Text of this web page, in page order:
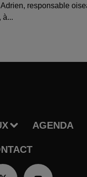
responsable
à...
AGENDA